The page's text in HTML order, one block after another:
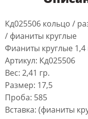
Кд025506 кольцо /
/ фианиты круглые
Фианиты круглые
Артикул: Кд025506
Вес: 2,41 гр.
Размер: 17,5
Проба: 585
Вставка: (фианиты